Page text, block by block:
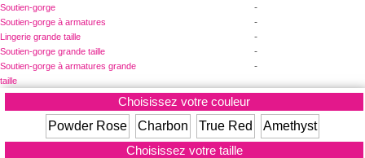
-
Soutien-gorge
-
Soutien-gorge à armatures
-
Lingerie grande taille
-
Soutien-gorge grande taille
-
Soutien-gorge à armatures grande
taille
Choisissez votre couleur
Powder Rose
Charbon True Red
Amethyst
Choisissez votre taille